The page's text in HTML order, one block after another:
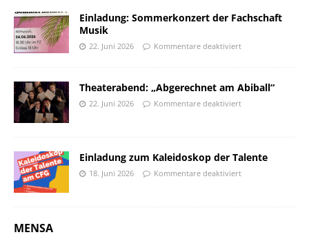
Einladung: Sommerkonzert der Fachschaft
Musik
22. Juni 2026 Kommentare deaktiviert
Theaterabend: „Abgerechnet am Abiball“
22. Juni 2026 Kommentare deaktiviert
Einladung zum Kaleidoskop der Talente
18. Juni 2026 Kommentare deaktiviert
MENSA